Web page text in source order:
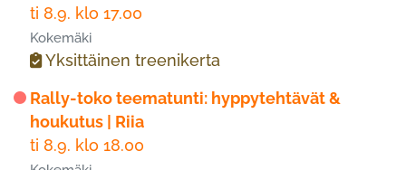
ti 8.9. klo 17.00
Kokemäki
Yksittäinen treenikerta
Rally-toko teematunti: hyppytehtävät &
houkutus | Riia
ti 8.9. klo 18.00